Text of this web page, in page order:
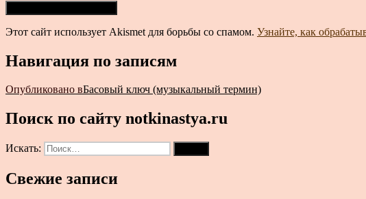
Этот сайт использует Akismet для борьбы со спамом. Узнайте, как
Навигация по записям
Опубликовано вБасовый ключ (музыкальный термин)
Поиск по сайту notkinastya.ru
Искать:
Свежие записи